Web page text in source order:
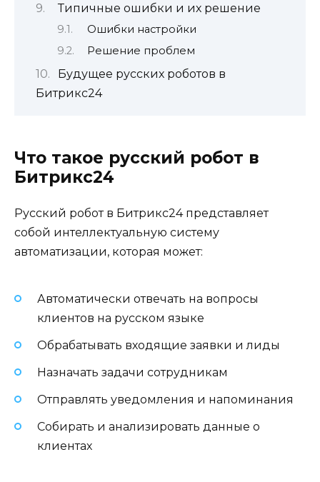
Типичные ошибки и их решение
Ошибки настройки
Решение проблем
Будущее русских роботов в
Битрикс24
Что такое русский робот в
Битрикс24
Русский робот в Битрикс24 представляет
собой интеллектуальную систему
автоматизации, которая может:
Автоматически отвечать на вопросы
клиентов на русском языке
Обрабатывать входящие заявки и лиды
Назначать задачи сотрудникам
Отправлять уведомления и напоминания
Собирать и анализировать данные о
клиентах